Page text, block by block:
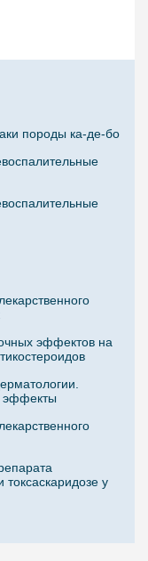
породы ка-де-бо
эффектов на
эффекты
токсаскаридозе у